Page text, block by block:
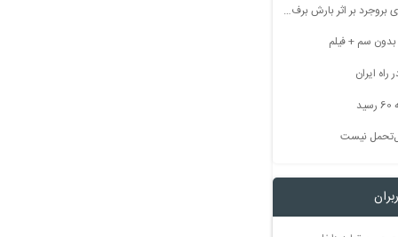
راه ارتباطی ۵۰ روستای بروجرد بر اثر بارش برف مسدود شد
ایران
نیست